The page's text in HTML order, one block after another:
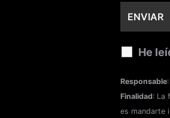
He
Responsable
Finalidad: La
es mandarte